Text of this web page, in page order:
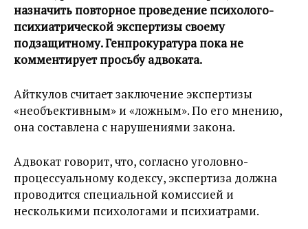
назначить повторное проведение психолого-
психиатрической экспертизы своему
подзащитному. Генпрокуратура пока не
комментирует просьбу адвоката.
Айткулов считает заключение экспертизы
«необъективным» и «ложным». По его мнению,
она составлена с нарушениями закона.
Адвокат говорит, что, согласно уголовно-
процессуальному кодексу, экспертиза должна
проводится специальной комиссией и
несколькими психологами и психиатрами.